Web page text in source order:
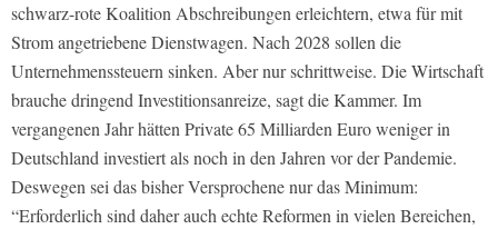
schwarz-rote Koalition Abschreibungen erleichtern, etwa für mit
Strom angetriebene Dienstwagen. Nach 2028 sollen die
Unternehmenssteuern sinken. Aber nur schrittweise. Die Wirtschaft
brauche dringend Investitionsanreize, sagt die Kammer. Im
vergangenen Jahr hätten Private 65 Milliarden Euro weniger in
Deutschland investiert als noch in den Jahren vor der Pandemie.
Deswegen sei das bisher Versprochene nur das Minimum:
“Erforderlich sind daher auch echte Reformen in vielen Bereichen,